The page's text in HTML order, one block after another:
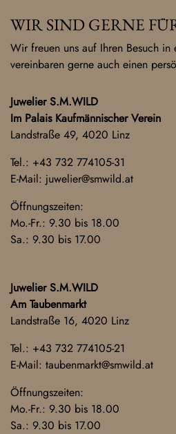
WIR SIND GERNE
Wir freuen uns auf Ihren Besuch in
vereinbaren gerne auch einen
Juwelier S.M.WILD
Im Palais Kaufmännischer Verein
Landstraße 49, 4020 Linz
Tel.: +43 732 774105-31
E-Mail: juwelier@smwild.at
Öffnungszeiten:
Mo.-Fr.: 9.30 bis 18.00
Sa.: 9.30 bis 17.00
Juwelier S.M.WILD
Am Taubenmarkt
Landstraße 16, 4020 Linz
Tel.: +43 732 774105-21
E-Mail: taubenmarkt@smwild.at
Öffnungszeiten:
Mo.-Fr.: 9.30 bis 18.00
Sa.: 9.30 bis 17.00